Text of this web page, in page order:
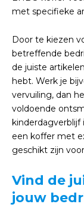
met specifieke
Door te kiezen
betreffende
de juiste
hebt. Werk je
vervuiling, dan
voldoende
kinderdagverblijf
een koffer met
geschikt zijn
Vind de
jouw